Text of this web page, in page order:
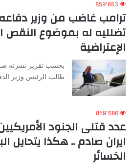
859٬653
ترامب غاضب من وزير
تضلليه له بموضوع النقص
الإعتراضية
بحسب تقرير نشرته
طالب الرئيس وزير
859٬686
عدد قتلى الجنود
ايران صادم .. هكذا يتحايل
الخسائر